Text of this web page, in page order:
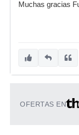
Muchas gracias
OFERTAS EN